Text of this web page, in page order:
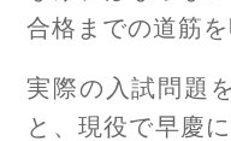
合格までの道筋
実際の入試問題
と、現役で早慶